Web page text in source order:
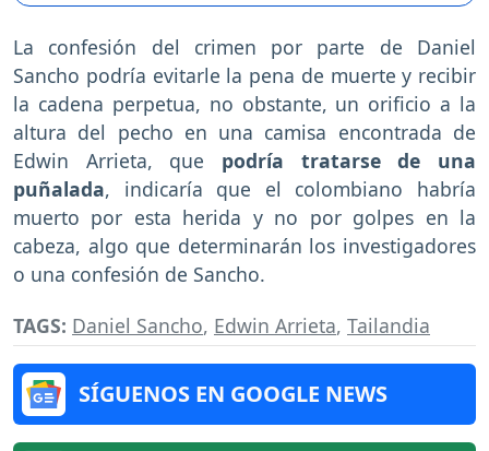
La confesión del crimen por parte de Daniel
Sancho podría evitarle la pena de muerte y recibir
la cadena perpetua, no obstante, un orificio a la
altura del pecho en una camisa encontrada de
Edwin Arrieta, que podría tratarse de una
puñalada, indicaría que el colombiano habría
muerto por esta herida y no por golpes en la
cabeza, algo que determinarán los investigadores
o una confesión de Sancho.
TAGS: Daniel Sancho, Edwin Arrieta, Tailandia
SÍGUENOS EN GOOGLE NEWS